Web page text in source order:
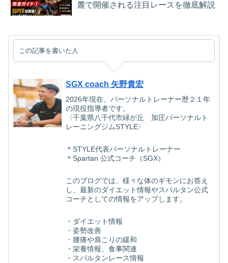
麓で開催される注目レースを徹底解説
この記事を書いた人
SGX coach 矢野貴宏
2026年現在、パーソナルトレーナー歴２１年
の現役指導者です。
〈千葉県八千代市緑が丘 加圧パーソナルト
レーニングジムSTYLE〉
＊STYLE代表パーソナルトレーナー
＊Spartan 公式コーチ（SGX）
このブログでは、様々な体のギモンにお答え
し、最新のダイエット情報やスパルタン公式
コーチとしての情報をアップします。
・ダイエット情報
・姿勢改善
・腰痛や肩こりの緩和
・栄養情報、食事関連
・スパルタンレース情報